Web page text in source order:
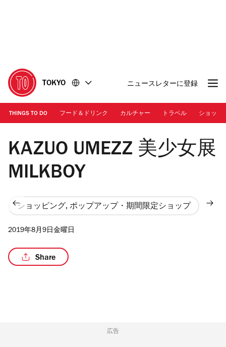
に
移
動
移
動
TOKYO ニュースレターに登録
THINGS TO DO フード＆ドリンク カルチャー トラベル ショッピ
KAZUO UMEZZ 美少女展
MILKBOY
ショッピング, ポップアップ・期間限定ショップ
2019年8月9日金曜日
Share
広告